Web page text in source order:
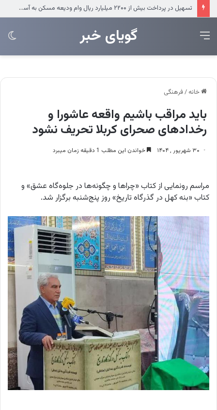
تسهیل در پرداخت بیش از ۲۲۰۰ میلیارد ریال وام ودیعه مسکن به آسیب‌دیدگان جنگ در هرمزگان
‌‌‌گویای خبر منو
خانه /فرهنگی
باید مراقب باشیم واقعه عاشورا و
رخدادهای صحرای کربلا تحریف نشود
۳۰ شهریور , ۱۴۰۴ خواندن این مطلب 1 دقیقه زمان میبرد
مراسم رونمایی از کتاب «چراها و چگونه‌ها در جلوه‌گاه عشق» و
کتاب «بنه کهل در گذرگاه تاریخ» روز پنج‌شنبه برگزار شد.